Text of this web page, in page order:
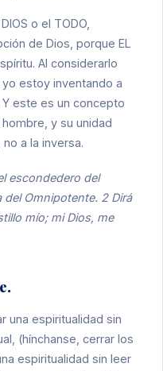
o el TODO,
de Dios, porque EL
Al considerarlo
estoy inventando a
este es un concepto
hombre, y su unidad
a la inversa.
escondedero del
Omnipotente. 2 Dirá
mío; mi Dios, me
una espiritualidad sin
(hínchanse, cerrar los
espiritualidad sin leer